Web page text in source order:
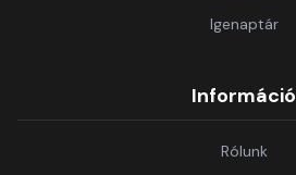
Igenaptár
Információ
Rólunk